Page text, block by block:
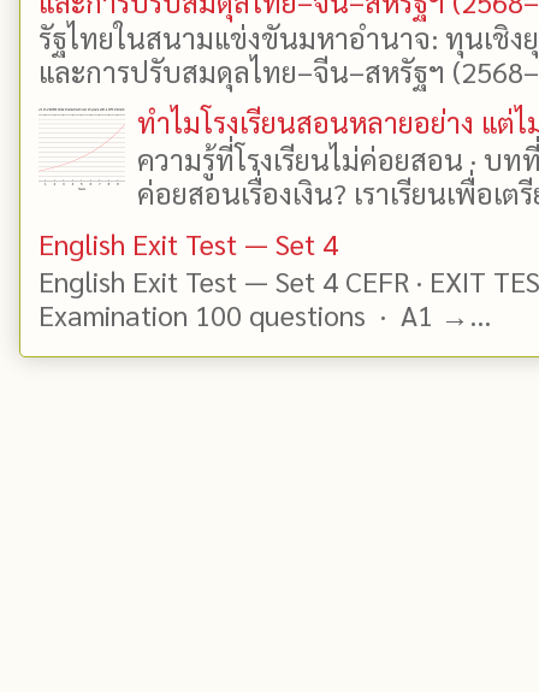
รัฐไทยในสนามแข่งขันมหาอำนาจ: ทุนเชิง
และการปรับสมดุลไทย–จีน–สหรัฐฯ
ทำไมโรงเรียนสอนหลายอย่าง แต่ไ
ความรู้ที่โรงเรียนไม่ค่อยสอน · บ
ค่อยสอนเรื่องเงิน? เราเรียนเพื่อเต
English Exit Test — Set 4
English Exit Test — Set 4 CEFR · EXIT
Examination 100 questions · A1 →...